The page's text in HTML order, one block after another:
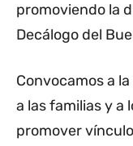
promoviendo la
Decálogo del
Convocamos a
a las familias y a
promover